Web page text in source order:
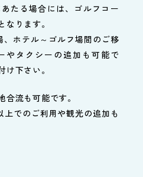
たる場合には、ゴルフコー
ります。
ホテル～ゴルフ場間のご移
やタクシーの追加も可能で
下さい。
流も可能です。
でのご利用や観光の追加も